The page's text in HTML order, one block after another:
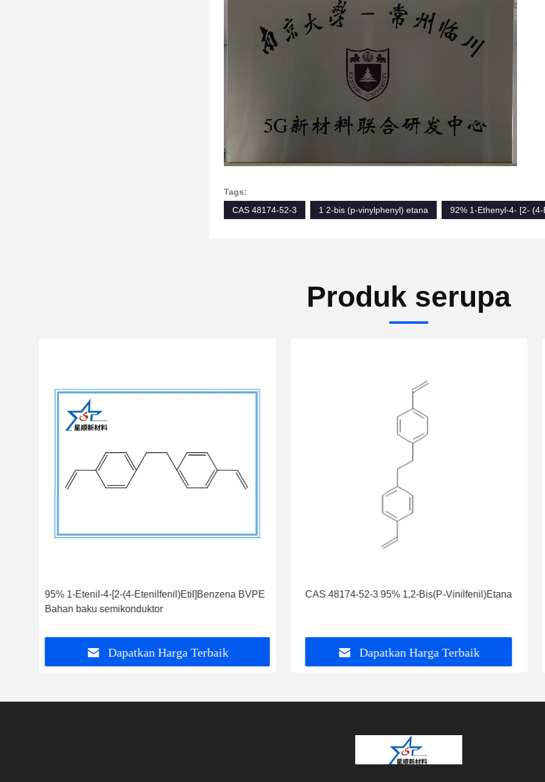
Tags:
CAS 48174-52-3
1 2-bis (p-vinylphenyl) etana 92% 1-Ethenyl-4- [2-
Produk serupa
95% 1-Etenil-4-[2-(4-Etenilfenil)Etil]Benzena BVPE
Bahan baku semikonduktor
Dapatkan Harga Terbaik
CAS 48174-52-3 95% 1,2-Bis(P-Vinilfenil)Etana
Dapatkan Harga Terbaik